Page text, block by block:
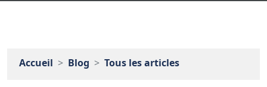
Accueil Blog Tous les articles